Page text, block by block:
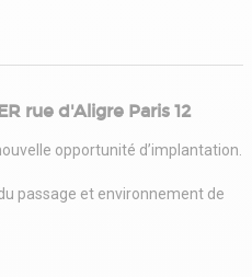
rue d'Aligre Paris 12
opportunité d’implantation.
passage et environnement de